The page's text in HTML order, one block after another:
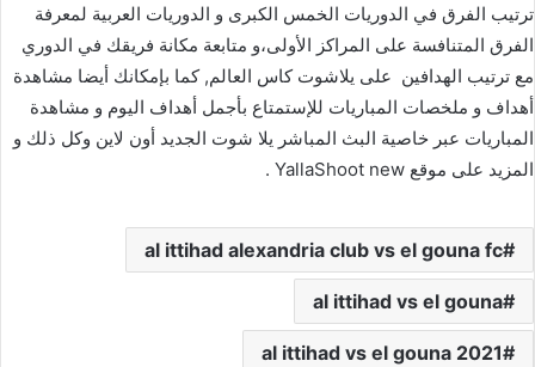
ترتيب الفرق في الدوريات الخمس الكبرى و الدوريات العربية لمعرفة
الفرق المتنافسة على المراكز الأولى،و متابعة مكانة فريقك في الدوري
مع ترتيب الهدافين على يلاشوت كاس العالم, كما بإمكانك أيضا مشاهدة
أهداف و ملخصات المباريات للإستمتاع بأجمل أهداف اليوم و مشاهدة
المباريات عبر خاصية البث المباشر يلا شوت الجديد أون لاين وكل ذلك و
المزيد على موقع YallaShoot new .
al ittihad alexandria club vs el gouna fc
al ittihad vs el gouna
al ittihad vs el gouna 2021